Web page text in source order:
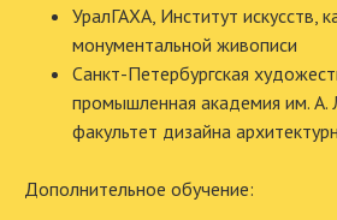
УралГАХА, Институт искусств,
монументальной живописи
Санкт-Петербургская
промышленная академия им. А.
факультет дизайна
Дополнительное обучение: